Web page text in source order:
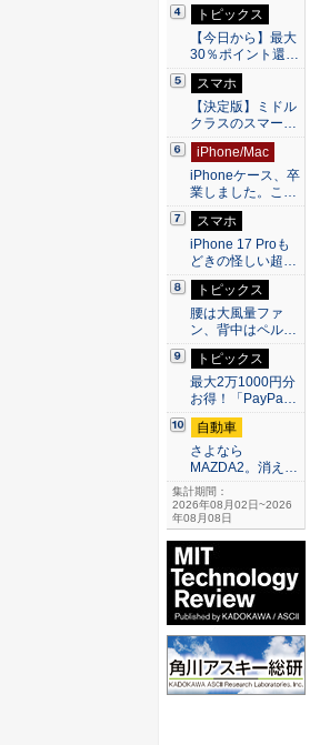
トピックス
【今日から】最大
30％ポイント還…
スマホ
【決定版】ミドル
クラスのスマー…
iPhone/Mac
iPhoneケース、卒
業しました。こ…
スマホ
iPhone 17 Proも
どきの怪しい超…
トピックス
腰は大風量ファ
ン、背中はペル…
トピックス
最大2万1000円分
お得！「PayPa…
自動車
さよなら
MAZDA2。消え…
集計期間：
2026年08月02日~2026
年08月08日